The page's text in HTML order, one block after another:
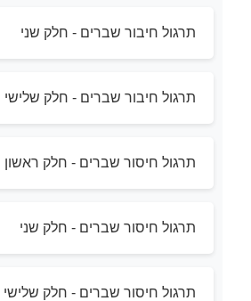
תרגול חיבור שברים - חלק שני
תרגול חיבור שברים - חלק שלישי
תרגול חיסור שברים - חלק ראשון
תרגול חיסור שברים - חלק שני
תרגול חיסור שברים - חלק שלישי